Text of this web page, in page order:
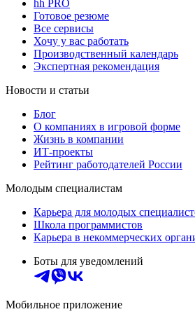
hh PRO
Готовое резюме
Все сервисы
Хочу у вас работать
Производственный календарь
Экспертная рекомендация
Новости и статьи
Блог
О компаниях в игровой форме
Жизнь в компании
ИТ-проекты
Рейтинг работодателей России
Молодым специалистам
Карьера для молодых
Школа программистов
Карьера в некоммерческих
Боты для уведомлений
Мобильное приложение